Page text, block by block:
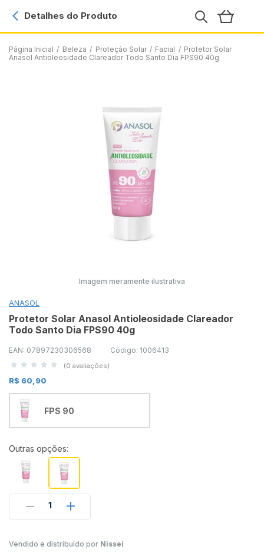
Página Inicial / Beleza / Proteção Solar / Facial / Protetor Solar
Anasol Antioleosidade Clareador Todo Santo Dia FPS90 40g
Detalhes do Produto
Imagem meramente ilustrativa
ANASOL
Protetor Solar Anasol Antioleosidade Clareador
Todo Santo Dia FPS90 40g
EAN: 07897230306568 Código: 1006413
(0 avaliações)
R$ 60,90
FPS 90
Outras opções:
1
Vendido e distribuído por Nissei